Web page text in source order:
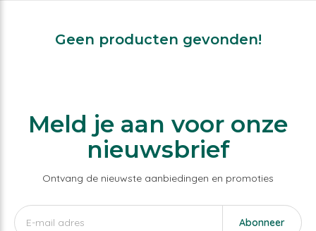
Geen producten gevonden!
Meld je aan voor onze
nieuwsbrief
Ontvang de nieuwste aanbiedingen en promoties
Abonneer